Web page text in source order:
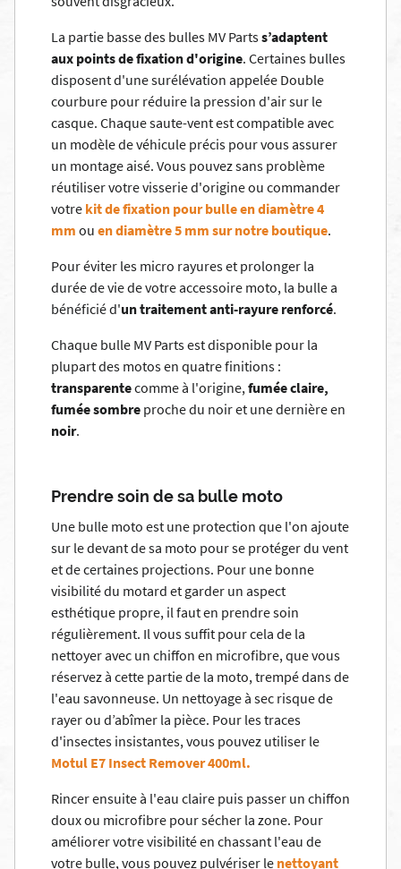
La partie basse des bulles MV Partss’adaptent
aux points de fixation d'origine. Certaines bulles
disposent d'une surélévation appelée Double
courbure pour réduire la pression d'air sur le
casque. Chaque saute-vent est compatible avec
un modèle de véhicule précis pour vous assurer
un montage aisé. Vous pouvez sans problème
réutiliser votre visserie d'origine ou commander
votre kit de fixation pour bulle en diamètre 4
mm ou en diamètre 5 mm sur notre boutique.
Pour éviter les micro rayures et prolonger la
durée de vie de votre accessoire moto, la bulle a
bénéficié d'un traitement anti-rayure renforcé.
Chaque bulle MV Parts est disponible pour la
plupart des motos en quatre finitions :
transparentecomme à l'origine,fumée claire,
fumée sombre proche du noir et une dernière en
noir.
Prendre soin de sa bulle moto
Une bulle moto est une protection que l'on ajoute
sur le devant de sa moto pour se protéger du vent
et de certaines projections. Pour une bonne
visibilité du motard et garder un aspect
esthétique propre, il faut en prendre soin
régulièrement. Il vous suffit pour cela de la
nettoyer avec un chiffon en microfibre, que vous
réservez à cette partie de la moto, trempé dans de
l'eau savonneuse. Un nettoyage à sec risque de
rayer ou d’abîmer la pièce. Pour les traces
d'insectes insistantes, vous pouvez utiliser le
Motul E7 Insect Remover 400ml.
Rincer ensuite à l'eau claire puis passer un chiffon
doux ou microfibre pour sécher la zone. Pour
améliorer votre visibilité en chassant l'eau de
votre bulle, vous pouvez pulvériser le nettoyant